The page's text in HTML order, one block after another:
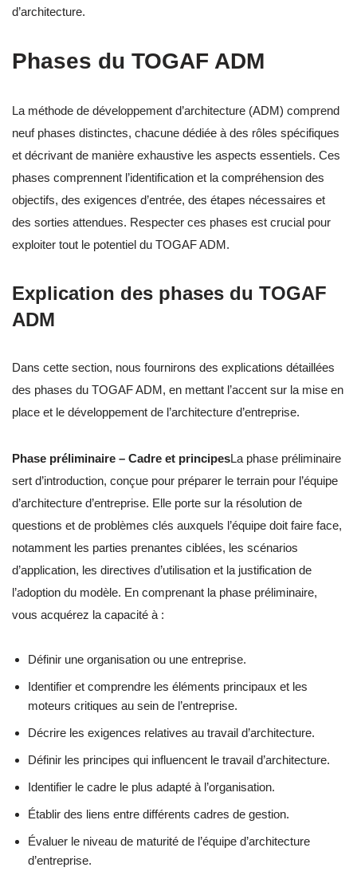
d’architecture.
Phases du TOGAF ADM
La méthode de développement d’architecture (ADM) comprend
neuf phases distinctes, chacune dédiée à des rôles spécifiques
et décrivant de manière exhaustive les aspects essentiels. Ces
phases comprennent l’identification et la compréhension des
objectifs, des exigences d’entrée, des étapes nécessaires et
des sorties attendues. Respecter ces phases est crucial pour
exploiter tout le potentiel du TOGAF ADM.
Explication des phases du TOGAF
ADM
Dans cette section, nous fournirons des explications détaillées
des phases du TOGAF ADM, en mettant l’accent sur la mise en
place et le développement de l’architecture d’entreprise.
Phase préliminaire – Cadre et principesLa phase préliminaire
sert d’introduction, conçue pour préparer le terrain pour l’équipe
d’architecture d’entreprise. Elle porte sur la résolution de
questions et de problèmes clés auxquels l’équipe doit faire face,
notamment les parties prenantes ciblées, les scénarios
d’application, les directives d’utilisation et la justification de
l’adoption du modèle. En comprenant la phase préliminaire,
vous acquérez la capacité à :
Définir une organisation ou une entreprise.
Identifier et comprendre les éléments principaux et les
moteurs critiques au sein de l’entreprise.
Décrire les exigences relatives au travail d’architecture.
Définir les principes qui influencent le travail d’architecture.
Identifier le cadre le plus adapté à l’organisation.
Établir des liens entre différents cadres de gestion.
Évaluer le niveau de maturité de l’équipe d’architecture
d’entreprise.